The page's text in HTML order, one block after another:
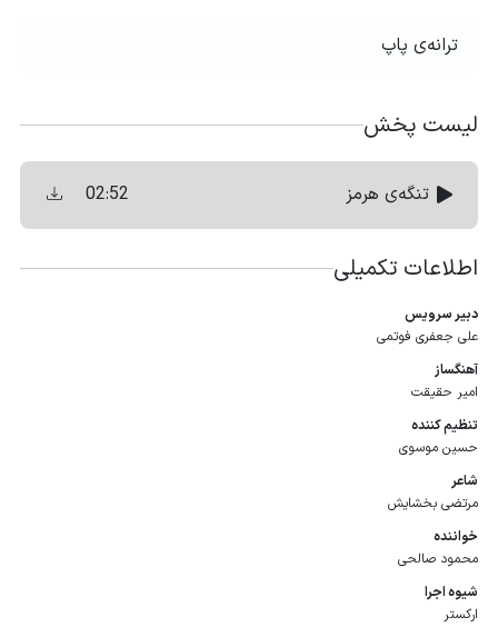
ترانه‌ی پاپ
لیست پخش
تنگه‌ی هرمز 02:52
اطلاعات تکمیلی
دبیر سرویس
علی جعفری فوتمی
آهنگساز
امیر حقیقت
تنظیم كننده
حسین موسوی
شاعر
مرتضی بخشایش
خواننده
محمود صالحی
شیوه اجرا
ارکستر